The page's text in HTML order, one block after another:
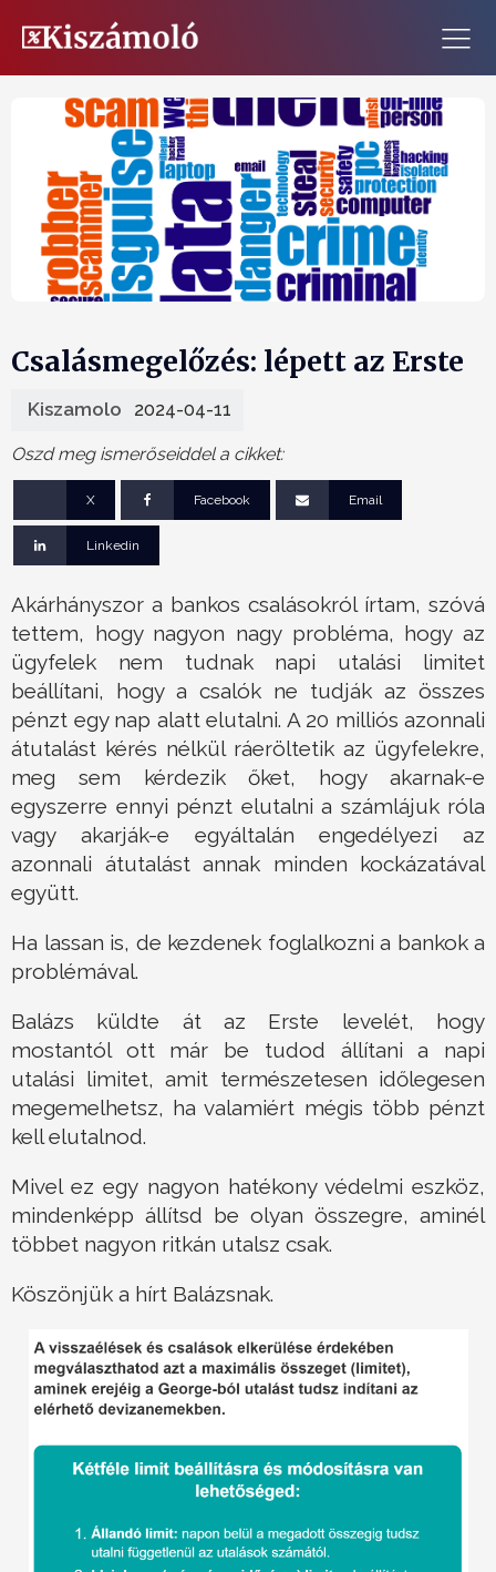
Csalásmegelőzés: lépett az Erste
Kiszamolo 2024-04-11
Oszd meg ismerőseiddel a cikket:
X Facebook Email
Linkedin
Akárhányszor a bankos csalásokról írtam, szóvá
tettem, hogy nagyon nagy probléma, hogy az
ügyfelek nem tudnak napi utalási limitet
beállítani, hogy a csalók ne tudják az összes
pénzt egy nap alatt elutalni. A 20 milliós azonnali
átutalást kérés nélkül ráeröltetik az ügyfelekre,
meg sem kérdezik őket, hogy akarnak-e
egyszerre ennyi pénzt elutalni a számlájuk róla
vagy akarják-e egyáltalán engedélyezi az
azonnali átutalást annak minden kockázatával
együtt.
Ha lassan is, de kezdenek foglalkozni a bankok a
problémával.
Balázs küldte át az Erste levelét, hogy
mostantól ott már be tudod állítani a napi
utalási limitet, amit természetesen időlegesen
megemelhetsz, ha valamiért mégis több pénzt
kell elutalnod.
Mivel ez egy nagyon hatékony védelmi eszköz,
mindenképp állítsd be olyan összegre, aminél
többet nagyon ritkán utalsz csak.
Köszönjük a hírt Balázsnak.